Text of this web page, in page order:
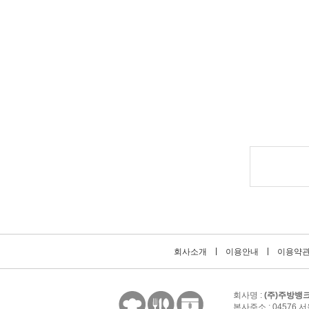
회사소개 이용안내 이용약
회사명 : (주)주방뱅
본사주소 : 04576